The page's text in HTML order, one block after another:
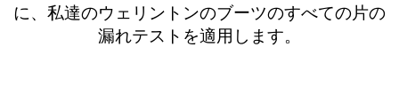
に、私達のウェリントンのブーツのすべての片の
漏れテストを適用します。